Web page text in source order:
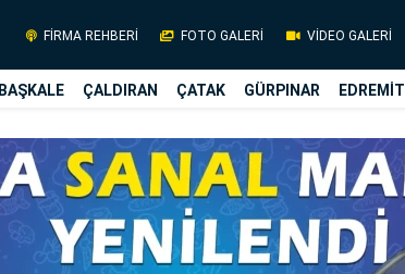
FİRMA REHBERİ FOTO GALERİ VİDEO GALERİ
BAŞKALE ÇALDIRAN ÇATAK GÜRPINAR EDREMİT